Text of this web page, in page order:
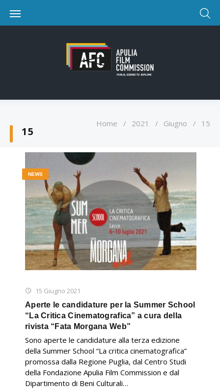
15
Home / 2021 / Giugno / 15
15 Giugno 2021
NEWS
Aperte le candidature per la Summer School
“La Critica Cinematografica” a cura della
rivista “Fata Morgana Web”
Sono aperte le candidature alla terza edizione
della Summer School “La critica cinematografica”
promossa dalla Regione Puglia, dal Centro Studi
della Fondazione Apulia Film Commission e dal
Dipartimento di Beni Culturali…